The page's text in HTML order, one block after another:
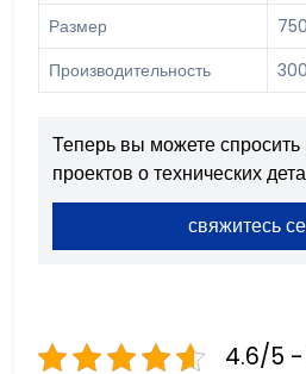
Размер
Производительность
Теперь вы можете
проектов о технических
свяжитесь
4.6/5 -